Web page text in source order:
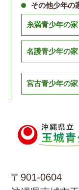
〒901-0604
その他少年の
糸満青少年の家
名護青少年の家
宮古青少年の家